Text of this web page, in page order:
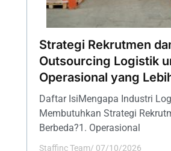
Strategi Rekrutmen
Outsourcing Logistik
Operasional yang
Daftar IsiMengapa Industri
Membutuhkan Strategi
Berbeda?1. Operasional
Staffinc Team/ 07/10/2026